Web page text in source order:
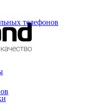
телефонов